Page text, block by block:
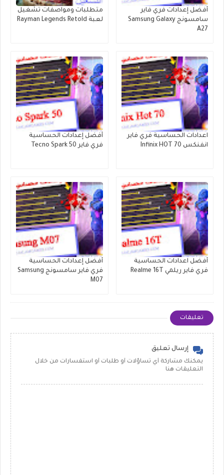
أفضل إعدادات فري فاير
سامسونج Samsung Galaxy
A27
متطلبات ومواصفات تشغيل
لعبة Rayman Legends Retold
اعدادات الحساسية فري فاير
انفنكس Infinix HOT 70
أفضل إعدادات الحساسية
فري فاير Tecno Spark 50
أفضل اعدادات الحساسية
فري فاير ريلمي Realme 16T
أفضل إعدادات الحساسية
فري فاير سامسونج Samsung
M07
تعليقات
إرسال تعليق
يمكنك مشاركة أي تساؤلات أو طلبات أو استفسارات من خلال
التعليقات هنا